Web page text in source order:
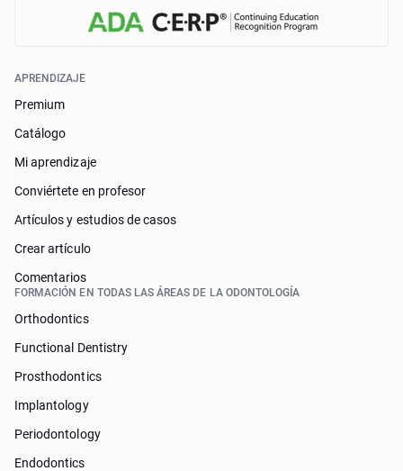
APRENDIZAJE
Premium
Catálogo
Mi aprendizaje
Conviértete en profesor
Artículos y estudios de casos
Crear artículo
Comentarios
FORMACIÓN EN TODAS LAS ÁREAS DE LA ODONTOLOGÍA
Orthodontics
Functional Dentistry
Prosthodontics
Implantology
Periodontology
Endodontics